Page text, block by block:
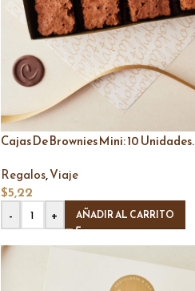
Cajas De Brownies Mini: 10 Unidades.
Regalos,Viaje
$5,22
-
+ AÑADIR AL CARRITO